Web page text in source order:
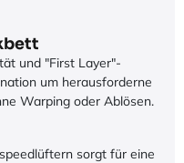
und "First Layer"-
um herausforderne
Warping oder Ablösen.
sorgt für eine